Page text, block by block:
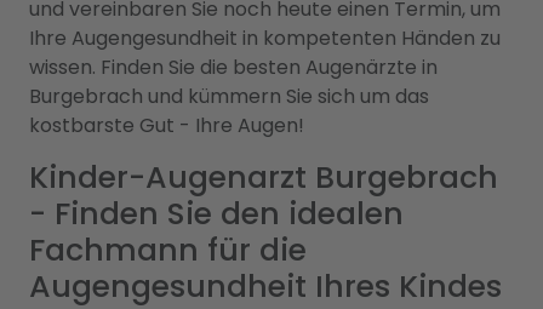
und vereinbaren Sie noch heute einen Termin, um
Ihre Augengesundheit in kompetenten Händen zu
wissen. Finden Sie die besten Augenärzte in
Burgebrach und kümmern Sie sich um das
kostbarste Gut - Ihre Augen!
Kinder-Augenarzt Burgebrach
- Finden Sie den idealen
Fachmann für die
Augengesundheit Ihres Kindes